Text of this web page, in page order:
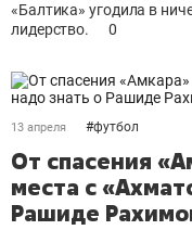
«Балтика» угодила в
лидерство.
0
13 апреля #футбол
От спасения
места с
Рашиде